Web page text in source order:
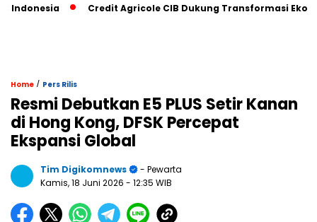
Credit Agricole CIB Dukung Transformasi Ekonomi
Home / Pers Rilis
Resmi Debutkan E5 PLUS Setir Kanan
di Hong Kong, DFSK Percepat
Ekspansi Global
Tim Digikomnews
- Pewarta
Kamis, 18 Juni 2026 - 12:35 WIB